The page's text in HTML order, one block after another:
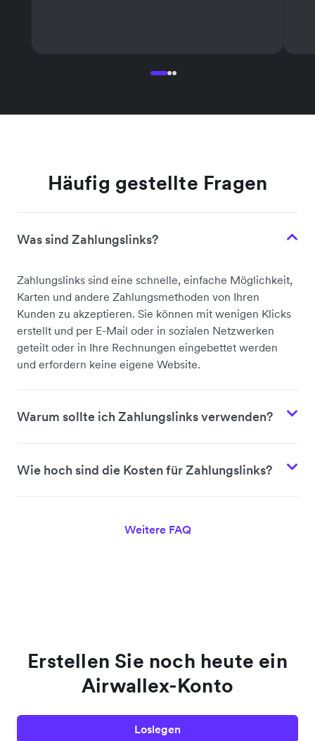
Häufig gestellte Fragen
Was sind Zahlungslinks?
Zahlungslinks sind eine schnelle, einfache Möglichkeit,
Karten und andere Zahlungsmethoden von Ihren
Kunden zu akzeptieren. Sie können mit wenigen Klicks
erstellt und per E-Mail oder in sozialen Netzwerken
geteilt oder in Ihre Rechnungen eingebettet werden
und erfordern keine eigene Website.
Warum sollte ich Zahlungslinks verwenden?
Wie hoch sind die Kosten für Zahlungslinks?
Weitere FAQ
Erstellen Sie noch heute ein
Airwallex-Konto
Loslegen